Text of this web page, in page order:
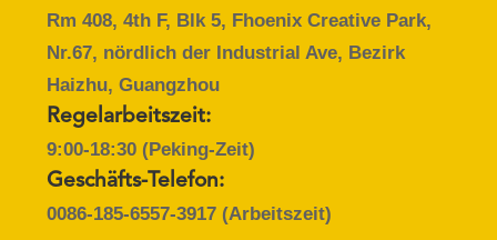
Rm 408, 4th F, Blk 5, Fhoenix Creative Park,
Nr.67, nördlich der Industrial Ave, Bezirk
Haizhu, Guangzhou
Regelarbeitszeit:
9:00-18:30 (Peking-Zeit)
Geschäfts-Telefon:
0086-185-6557-3917(Arbeitszeit)